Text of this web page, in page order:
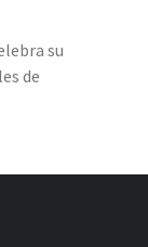
su
de